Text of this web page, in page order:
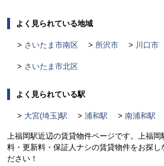
よく見られている地域
さいたま市南区 所沢市 川口市
さいたま市北区
よく見られている駅
大宮(埼玉)駅 浦和駅 南浦和駅
上福岡駅近辺の賃貸物件ページです。上福
料・更新料・保証人ナシの賃貸物件をお探し
ださい！